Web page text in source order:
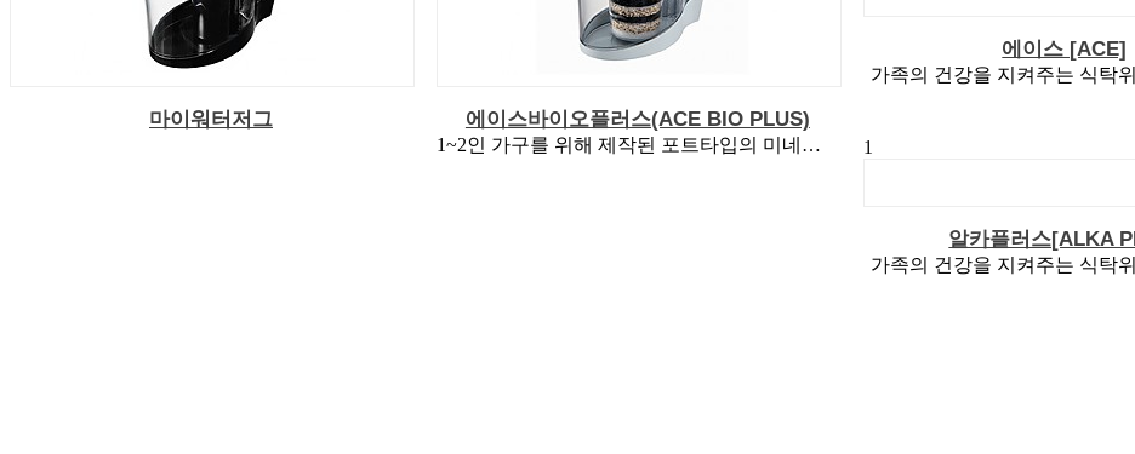
마이워터저그 에이스바이오플러스(ACE BIO PLUS)
1~2인 가구를 위해 제작된 포트타입의 미네랄알카리 생수기
에이스 [ACE]
가족의 건강을 지켜주는 식탁
1
알카플러스[ALKA
가족의 건강을 지켜주는 식탁